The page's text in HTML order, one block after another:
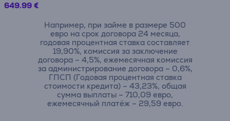
649.99 €
Например, при займе в размере 500
евро на срок договора 24 месяца,
годовая процентная ставка составляет
19,90%, комиссия за заключение
договора – 4,5%, ежемесячная комиссия
за администрирование договора – 0,6%,
ГПСП (Годовая процентная ставка
стоимости кредита) – 43,23%, общая
сумма выплаты – 710,09 евро,
ежемесячный платёж – 29,59 евро.